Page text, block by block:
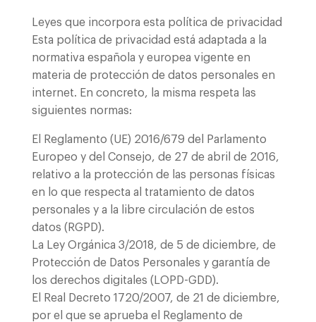
Leyes que incorpora esta política de privacidad
Esta política de privacidad está adaptada a la
normativa española y europea vigente en
materia de protección de datos personales en
internet. En concreto, la misma respeta las
siguientes normas:
El Reglamento (UE) 2016/679 del Parlamento
Europeo y del Consejo, de 27 de abril de 2016,
relativo a la protección de las personas físicas
en lo que respecta al tratamiento de datos
personales y a la libre circulación de estos
datos (RGPD).
La Ley Orgánica 3/2018, de 5 de diciembre, de
Protección de Datos Personales y garantía de
los derechos digitales (LOPD-GDD).
El Real Decreto 1720/2007, de 21 de diciembre,
por el que se aprueba el Reglamento de